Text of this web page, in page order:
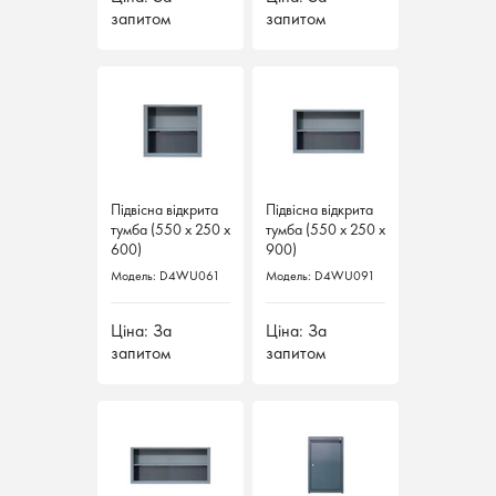
запитом
запитом
запитом
запитом
Підвісна відкрита
тумба (550 х 250 х
600)
Модель: D4WU061
Ціна: За
запитом
Підвісна відкрита
тумба (550 х 250 х
600)
Модель: D4WU061
Ціна: За
запитом
Підвісна відкрита
тумба (550 х 250 х
900)
Модель: D4WU091
Ціна: За
запитом
Підвісна відкрита
тумба (550 х 250 х
900)
Модель: D4WU091
Ціна: За
запитом